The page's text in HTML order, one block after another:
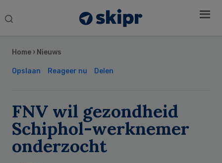
Search
Home › Nieuws
Opslaan Reageer nu Delen
FNV wil gezondheid
Schiphol-werknemer
onderzocht
Sidebar